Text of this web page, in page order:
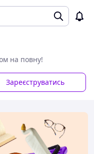
на повну!
Зареєструватись